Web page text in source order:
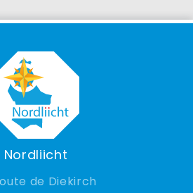
Nordliicht
de Diekirch